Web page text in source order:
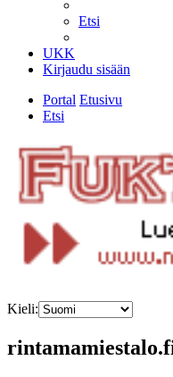
Etsi
UKK
Kirjaudu sisään
Portal Etusivu
Etsi
Kieli: